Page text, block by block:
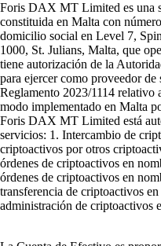
Foris DAX MT Limited es una
constituida en Malta con
domicilio social en Level 7,
1000, St. Julians, Malta, que
tiene autorización de la
para ejercer como proveedor
Reglamento 2023/1114 relativo
modo implementado en Malta
Foris DAX MT Limited está
servicios: 1. Intercambio de
criptoactivos por otros
órdenes de criptoactivos en
órdenes de criptoactivos en
transferencia de criptoactivos
administración de criptoactivos